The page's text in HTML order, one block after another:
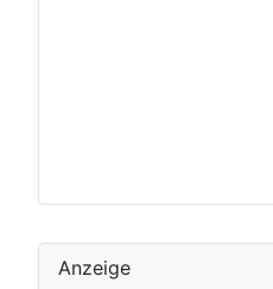
Anzeige